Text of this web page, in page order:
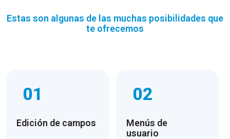
Estas son algunas de las muchas posibilidades que
te ofrecemos
01
Edición de campos
02
Menús de
usuario